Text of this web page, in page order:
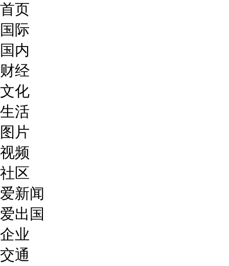
首页
国际
国内
财经
文化
生活
图片
视频
社区
爱新闻
爱出国
企业
交通